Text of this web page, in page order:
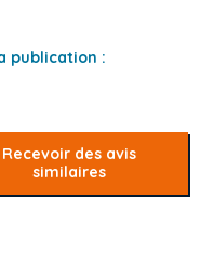
publication :
Recevoir des avis
similaires